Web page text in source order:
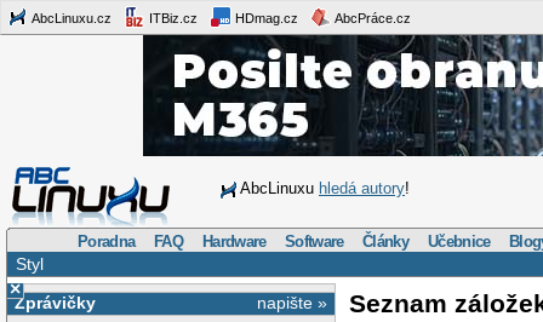
AbcLinuxu.cz ITBiz.cz HDmag.cz AbcPráce.cz
AbcLinuxu hledá autory!
Poradna FAQ Hardware Software Články Učebnice
Styl
×
napište »
Zprávičky
Seznam